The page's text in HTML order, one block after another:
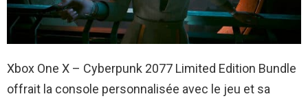
Xbox One X – Cyberpunk 2077 Limited Edition Bundle
offrait la console personnalisée avec le jeu et sa